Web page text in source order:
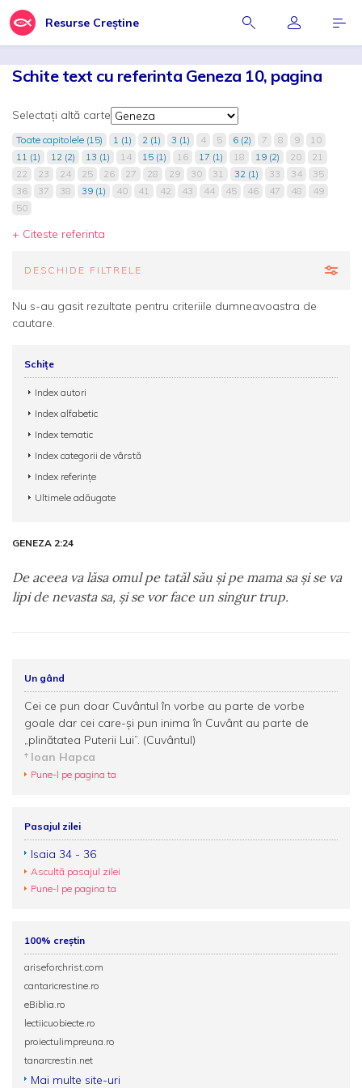
Resurse Creștine
Schite text cu referinta Geneza 10, pagina
Selectați altă carte
Toate capitolele (15) 1 (1) 2 (1) 3 (1) 4 5 6 (2) 7 8 9
10
11 (1)
12 (2) 13 (1) 14 15 (1) 16 17 (1) 18 19 (2) 20
21
22
23 24 25 26 27 28 29 30 31 32 (1) 33 34
35
36
37 38 39 (1) 40 41 42 43 44 45 46 47 48
49
50
+ Citeste referinta
DESCHIDE FILTRELE
Nu s-au gasit rezultate pentru criteriile dumneavoastra de
cautare.
Schițe
Index autori
Index alfabetic
Index tematic
Index categorii de vârstă
Index referințe
Ultimele adăugate
GENEZA 2:24
De aceea va lăsa omul pe tatăl său şi pe mama sa şi se va
lipi de nevasta sa, şi se vor face un singur trup.
Un gând
Cei ce pun doar Cuvântul în vorbe au parte de vorbe
goale dar cei care-și pun inima în Cuvânt au parte de
„plinătatea Puterii Lui”. (Cuvântul)
Ioan Hapca
Pune-l pe pagina ta
Pasajul zilei
Isaia 34 - 36
Ascultă pasajul zilei
Pune-l pe pagina ta
100% creștin
ariseforchrist.com
cantaricrestine.ro
eBiblia.ro
lectiicuobiecte.ro
proiectulimpreuna.ro
tanarcrestin.net
Mai multe site-uri